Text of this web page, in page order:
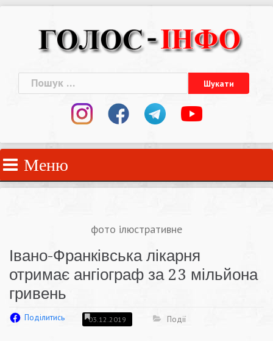
Пошук:
Меню
фото ілюстративне
Івано-Франківська лікарня
отримає ангіограф за 23 мільйона
гривень
Поділитись 03.12.2019 Події